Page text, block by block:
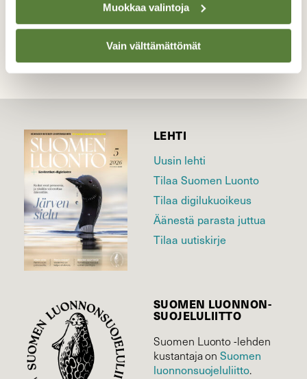
Muokkaa valintoja
Vain välttämättömät
TAKAISIN LISTAAN
LEHTI
Uusin lehti
Tilaa Suomen Luonto
Tilaa digilukuoikeus
Äänestä parasta juttua
Tilaa uutiskirje
SUOMEN LUONNON­
SUOJELU­LIITTO
Suomen Luonto -lehden
kustantaja onSuomen
luonnonsuojelu­liitto.